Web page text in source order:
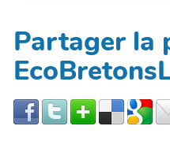
Partager la